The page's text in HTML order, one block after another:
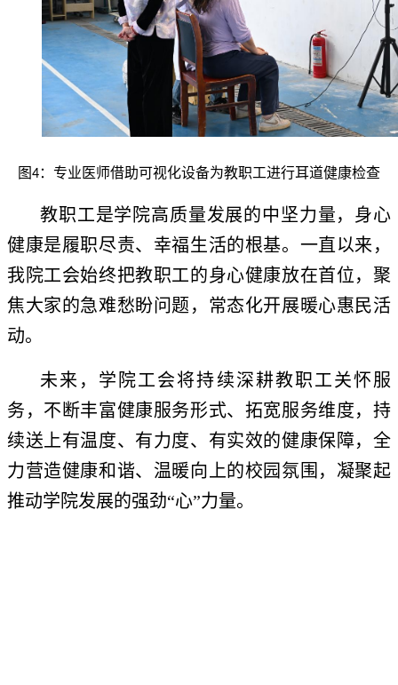
图4：专业医师借助可视化设备为教职工进行耳道健康检查
教职工是学院高质量发展的中坚力量，身心
健康是履职尽责、幸福生活的根基。一直以来，
我院工会始终把教职工的身心健康放在首位，聚
焦大家的急难愁盼问题，常态化开展暖心惠民活
动。
未来，学院工会将持续深耕教职工关怀服
务，不断丰富健康服务形式、拓宽服务维度，持
续送上有温度、有力度、有实效的健康保障，全
力营造健康和谐、温暖向上的校园氛围，凝聚起
推动学院发展的强劲“心”力量。